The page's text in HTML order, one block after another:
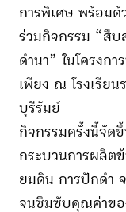
การพิเศษ พร้อมด้
ร่วมกิจกรรม “สื
ดำนา” ในโครงก
เพียง ณ โรงเรียน
บุรีรัมย์
กิจกรรมครั้งนี้จัดขึ้
กระบวนการผลิต
ยมดิน การปักดำ
จนซึมซับคุณค่าขอ